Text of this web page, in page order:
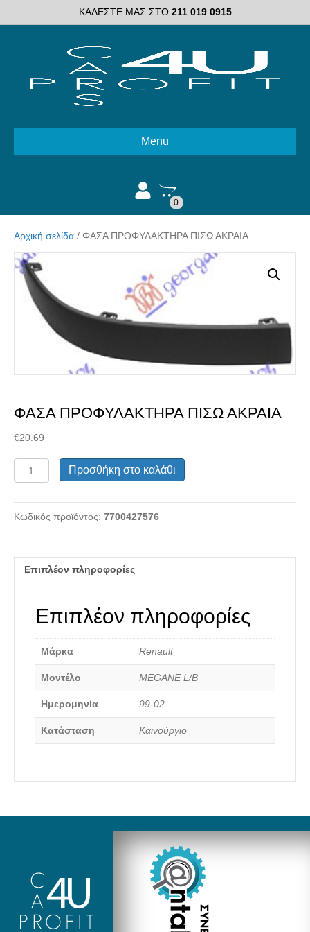
ΚΑΛΕΣΤΕ ΜΑΣ ΣΤΟ 211 019 0915
Menu
0
Αρχική σελίδα / ΦΑΣΑ ΠΡΟΦΥΛΑΚΤΗΡΑ ΠΙΣΩ ΑΚΡΑΙΑ
ΦΑΣΑ ΠΡΟΦΥΛΑΚΤΗΡΑ ΠΙΣΩ ΑΚΡΑΙΑ
€20.69
ΦΑΣΑ
ΠΡΟΦΥΛΑΚΤΗΡΑ
ΑΚΡΑΙΑ
ποσότητα
Προσθήκη στο καλάθι
Κωδικός προϊόντος: 7700427576
Επιπλέον πληροφορίες
Επιπλέον πληροφορίες
Μάρκα Renault
Μοντέλο MEGANE L/B
Ημερομηνία 99-02
Κατάσταση Καινούργιο
Διαλέξτε κατάσταση
ανταλλακτικού
Καινούργια Ανταλλακτικά
Αναζήτηση